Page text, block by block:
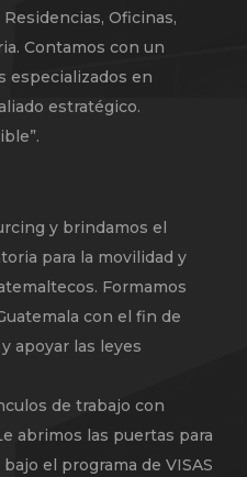
Oficinas,
Contamos con un
especializados en
estratégico.
y brindamos el
para la movilidad y
Formamos
con el fin de
apoyar las leyes
de trabajo con
abrimos las puertas para
el programa de VISAS